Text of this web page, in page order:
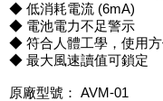
◆ 低消耗電流 (6mA)
◆ 電池電力不足警示
◆ 符合人體工學，使用
◆ 最大風速讀值可鎖定
原廠型號： AVM-01